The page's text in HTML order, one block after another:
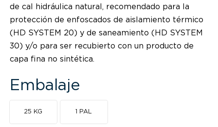
de cal hidráulica natural, recomendado para la
protección de enfoscados de aislamiento térmico
(HD SYSTEM 20) y de saneamiento (HD SYSTEM
30) y/o para ser recubierto con un producto de
capa fina no sintética.
Embalaje
25 KG 1 PAL